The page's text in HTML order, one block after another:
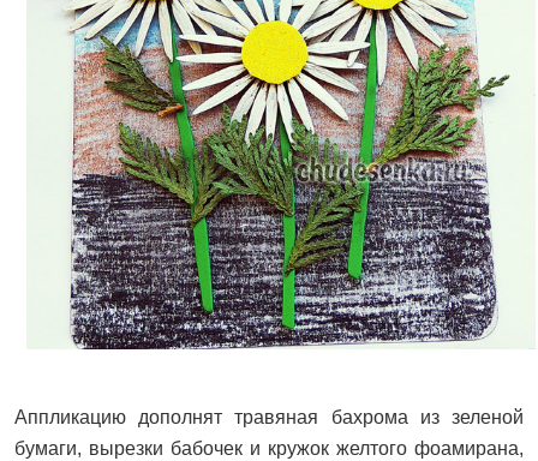
Аппликацию дополнят травяная бахрома из зеленой
бумаги, вырезки бабочек и кружок желтого фоамирана,